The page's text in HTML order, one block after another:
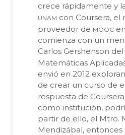
crece rápidamente y
unam con Coursera, el
proveedor de mooc
comienza con un
Carlos Gershenson
Matemáticas
envió en 2012
de crear un curso de
respuesta de
como institución,
partir de ello, el Mtro.
Mendizábal,